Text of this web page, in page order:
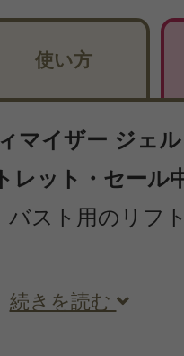
使い方
マイザー ジェ
レット・セール
バスト用のリフ
続きを読む